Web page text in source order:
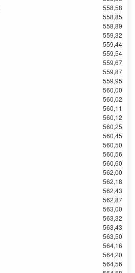
558,58
558,85
558,89
559,32
559,44
559,54
559,67
559,87
559,95
560,00
560,02
560,11
560,12
560,25
560,45
560,50
560,56
560,60
562,00
562,18
562,43
562,87
563,00
563,32
563,43
563,50
564,16
564,20
564,56